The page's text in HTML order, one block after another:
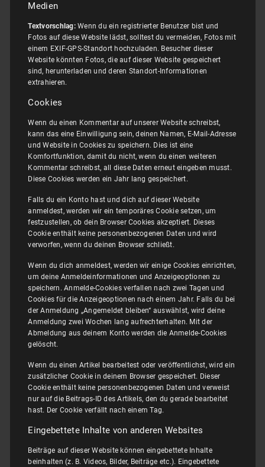
Medien
Textvorschlag:Wenn du ein registrierter Benutzer bist und
Fotos auf diese Website lädst, solltest du vermeiden, Fotos mit
einem EXIF-GPS-Standort hochzuladen. Besucher dieser
Website könnten Fotos, die auf dieser Website gespeichert
sind, herunterladen und deren Standort-Informationen
extrahieren.
Cookies
Wenn du einen Kommentar auf unserer Website schreibst,
kann das eine Einwilligung sein, deinen Namen, E-Mail-Adresse
und Website in Cookies zu speichern. Dies ist eine
Komfortfunktion, damit du nicht, wenn du einen weiteren
Kommentar schreibst, all diese Daten erneut eingeben musst.
Diese Cookies werden ein Jahr lang gespeichert.
Falls du ein Konto hast und dich auf dieser Website
anmeldest, werden wir ein temporäres Cookie setzen, um
festzustellen, ob dein Browser Cookies akzeptiert. Dieses
Cookie enthält keine personenbezogenen Daten und wird
verworfen, wenn du deinen Browser schließt.
Wenn du dich anmeldest, werden wir einige Cookies einrichten,
um deine Anmeldeinformationen und Anzeigeoptionen zu
speichern. Anmelde-Cookies verfallen nach zwei Tagen und
Cookies für die Anzeigeoptionen nach einem Jahr. Falls du bei
der Anmeldung „Angemeldet bleiben“ auswählst, wird deine
Anmeldung zwei Wochen lang aufrechterhalten. Mit der
Abmeldung aus deinem Konto werden die Anmelde-Cookies
gelöscht.
Wenn du einen Artikel bearbeitest oder veröffentlichst, wird ein
zusätzlicher Cookie in deinem Browser gespeichert. Dieser
Cookie enthält keine personenbezogenen Daten und verweist
nur auf die Beitrags-ID des Artikels, den du gerade bearbeitet
hast. Der Cookie verfällt nach einem Tag.
Eingebettete Inhalte von anderen Websites
Beiträge auf dieser Website können eingebettete Inhalte
beinhalten (z. B. Videos, Bilder, Beiträge etc.). Eingebettete